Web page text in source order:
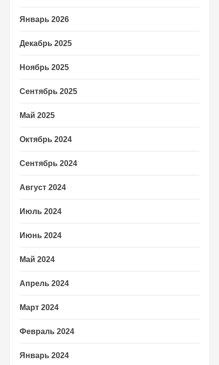
Январь 2026
Декабрь 2025
Ноябрь 2025
Сентябрь 2025
Май 2025
Октябрь 2024
Сентябрь 2024
Август 2024
Июль 2024
Июнь 2024
Май 2024
Апрель 2024
Март 2024
Февраль 2024
Январь 2024